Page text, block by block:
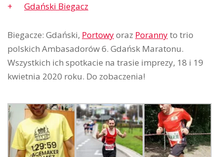
Gdański Biegacz
Biegacze: Gdański, Portowyoraz Porannyto trio
polskich Ambasadorów 6. Gdańsk Maratonu.
Wszystkich ich spotkacie na trasie imprezy, 18 i 19
kwietnia 2020 roku. Do zobaczenia!